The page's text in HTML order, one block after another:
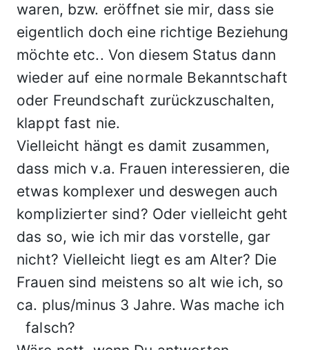
waren, bzw. eröffnet sie mir, dass sie
eigentlich doch eine richtige Beziehung
möchte etc.. Von diesem Status dann
wieder auf eine normale Bekanntschaft
oder Freundschaft zurückzuschalten,
klappt fast nie.
Vielleicht hängt es damit zusammen,
dass mich v.a. Frauen interessieren, die
etwas komplexer und deswegen auch
komplizierter sind? Oder vielleicht geht
das so, wie ich mir das vorstelle, gar
nicht? Vielleicht liegt es am Alter? Die
Frauen sind meistens so alt wie ich, so
ca. plus/minus 3 Jahre. Was mache ich
falsch?